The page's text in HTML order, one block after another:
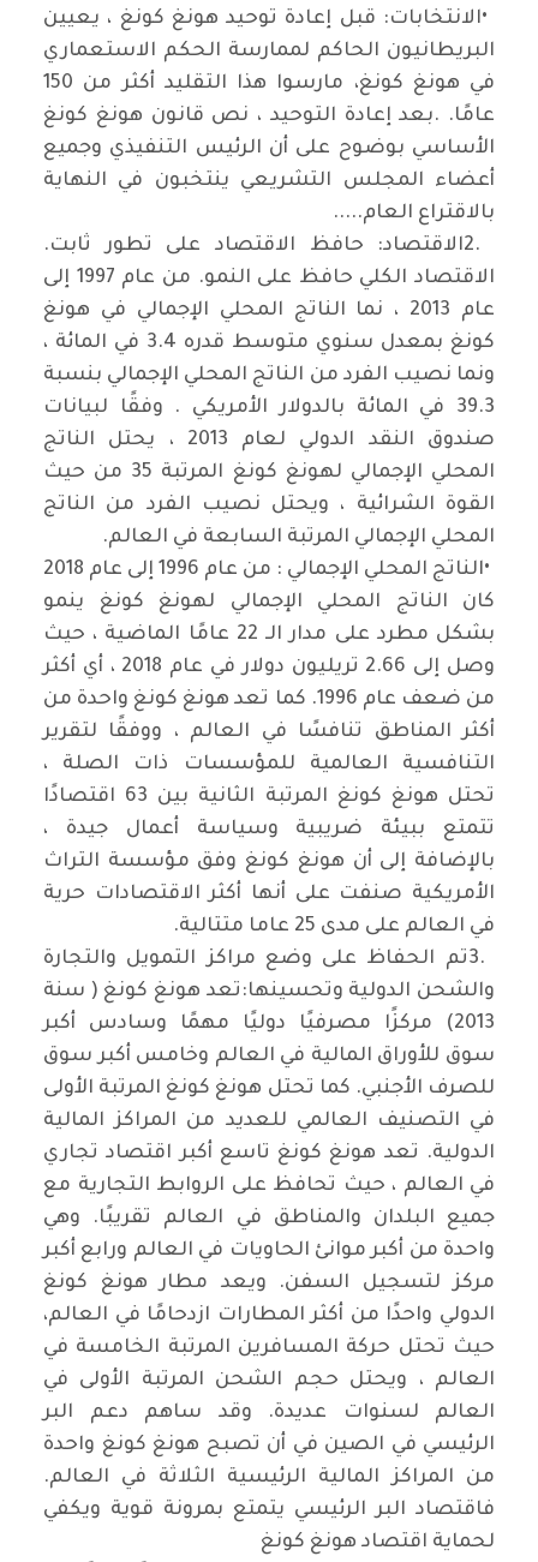
•الانتخابات: قبل إعادة توحيد هونغ كونغ ، يعيين
البريطانيون الحاكم لممارسة الحكم الاستعماري
في هونغ كونغ، مارسوا هذا التقليد أكثر من 150
عامًا. .بعد إعادة التوحيد ، نص قانون هونغ كونغ
الأساسي بوضوح على أن الرئيس التنفيذي وجميع
أعضاء المجلس التشريعي ينتخبون في النهاية
بالاقتراع العام.....
2.الاقتصاد: حافظ الاقتصاد على تطور ثابت.
الاقتصاد الكلي حافظ على النمو. من عام 1997 إلى
عام 2013 ، نما الناتج المحلي الإجمالي في هونغ
كونغ بمعدل سنوي متوسط قدره 3.4 في المائة ،
ونما نصيب الفرد من الناتج المحلي الإجمالي بنسبة
39.3 في المائة بالدولار الأمريكي . وفقًا لبيانات
صندوق النقد الدولي لعام 2013 ، يحتل الناتج
المحلي الإجمالي لهونغ كونغ المرتبة 35 من حيث
القوة الشرائية ، ويحتل نصيب الفرد من الناتج
المحلي الإجمالي المرتبة السابعة في العالم.
•
الناتج المحلي الإجمالي : من عام 1996 إلى عام 2018
كان الناتج المحلي الإجمالي لهونغ كونغ ينمو
بشكل مطرد على مدار الـ 22 عامًا الماضية ، حيث
وصل إلى 2.66 تريليون دولار في عام 2018 ، أي أكثر
من ضعف عام 1996. كما تعد هونغ كونغ واحدة من
أكثر المناطق تنافسًا في العالم ، ووفقًا لتقرير
التنافسية العالمية للمؤسسات ذات الصلة ،
تحتل هونغ كونغ المرتبة الثانية بين 63 اقتصادًا
تتمتع ببيئة ضريبية وسياسة أعمال جيدة ،
بالإضافة إلى أن هونغ كونغ وفق مؤسسة التراث
الأمريكية صنفت على أنها أكثر الاقتصادات حرية
في العالم على مدى 25 عاما متتالية
.
3.تم الحفاظ على وضع مراكز التمويل والتجارة
والشحن الدولية وتحسينها:تعد هونغ كونغ ( سنة
2013) مركزًا مصرفيًا دوليًا مهمًا وسادس أكبر
سوق للأوراق المالية في العالم وخامس أكبر سوق
للصرف الأجنبي. كما تحتل هونغ كونغ المرتبة الأولى
في التصنيف العالمي للعديد من المراكز المالية
الدولية. تعد هونغ كونغ تاسع أكبر اقتصاد تجاري
في العالم ، حيث تحافظ على الروابط التجارية مع
جميع البلدان والمناطق في العالم تقريبًا. وهي
واحدة من أكبر موانئ الحاويات في العالم ورابع أكبر
مركز لتسجيل السفن. ويعد مطار هونغ كونغ
الدولي واحدًا من أكثر المطارات ازدحامًا في العالم،
حيث تحتل حركة المسافرين المرتبة الخامسة في
العالم ، ويحتل حجم الشحن المرتبة الأولى في
العالم لسنوات عديدة. وقد ساهم دعم البر
الرئيسي في الصين في أن تصبح هونغ كونغ واحدة
من المراكز المالية الرئيسية الثلاثة في العالم.
فاقتصاد البر الرئيسي يتمتع بمرونة قوية ويكفي
لحماية اقتصاد هونغ كونغ